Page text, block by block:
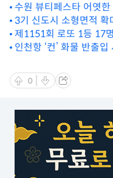
수원 뷰티페스타 어엿한
3기 신도시 소형면적
제1151회 로또 1등 17
인천항 ‘컨’ 화물 반출
0